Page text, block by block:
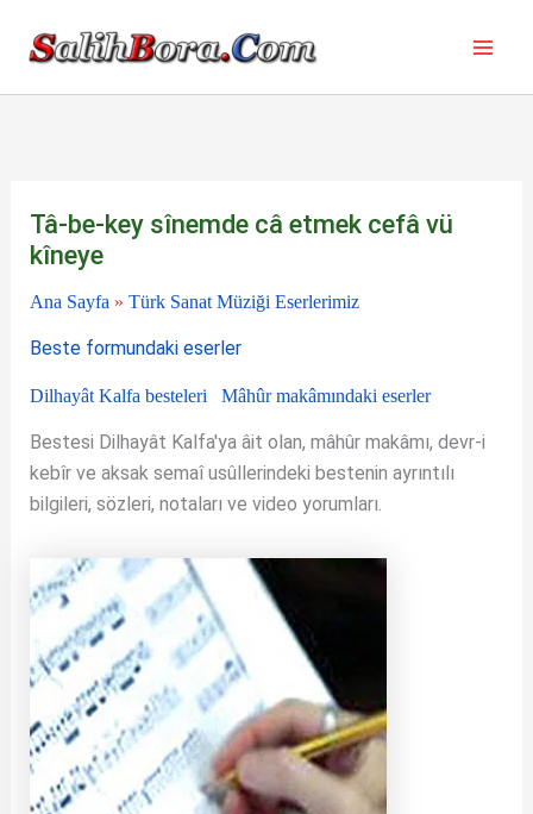
Tâ-be-key sînemde câ etmek cefâ vü
kîneye
Ana Sayfa » Türk Sanat Müziği Eserlerimiz
Beste formundaki eserler
Dilhayât Kalfa besteleri Mâhûr makâmındaki eserler
Bestesi Dilhayât Kalfa'ya âit olan, mâhûr makâmı, devr-i
kebîr ve aksak semaî usûllerindeki bestenin ayrıntılı
bilgileri, sözleri, notaları ve video yorumları.